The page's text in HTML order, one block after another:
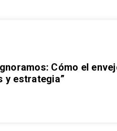
Cómo el
y estrategia”